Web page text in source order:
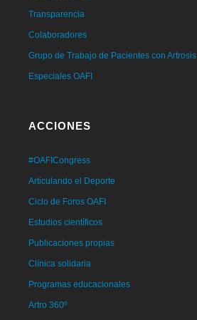
Transparencia
Colaboradores
Grupo de Trabajo de Pacientes con Artrosis
Especiales OAFI
ACCIONES
#OAFICongress
Articulando el Deporte
Ciclo de Foros OAFI
Estudios científicos
Publicaciones propias
Clínica solidaria
Programas educacionales
Artro 360º